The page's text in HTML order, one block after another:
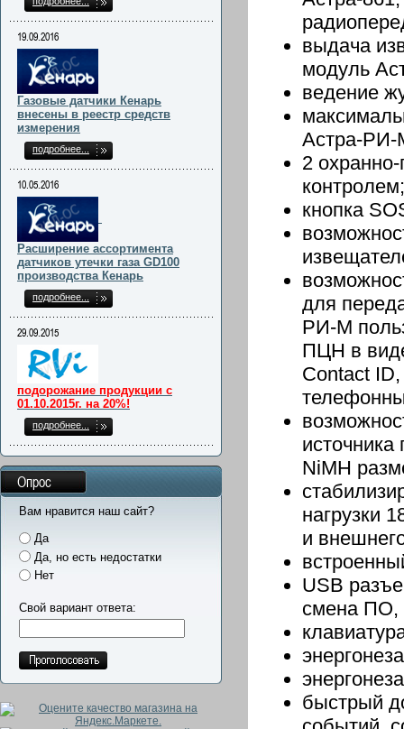
выдача
модуль
ведение
Астра-
2
контролем;
кнопка
для
РИ-М
ПЦН в
Contact
NiMH
нагрузки
и
USB
смена ПО,
быстрый
19.09.2016
Газовые датчики Кенарь
внесены в реестр средств
измерения
подробнее...
10.05.2016
Расширение ассортимента
датчиков утечки газа GD100
производства Кенарь
подробнее...
29.09.2015
подорожание продукции с
01.10.2015г. на 20%!
подробнее...
Опрос
Вам нравится наш сайт?
Да
Да, но есть недостатки
Нет
Свой вариант ответа: